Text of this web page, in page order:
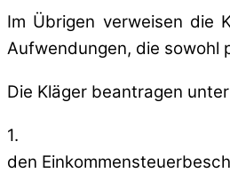
Im Übrigen verweisen die
Aufwendungen, die sowohl
Die Kläger beantragen
1.
den